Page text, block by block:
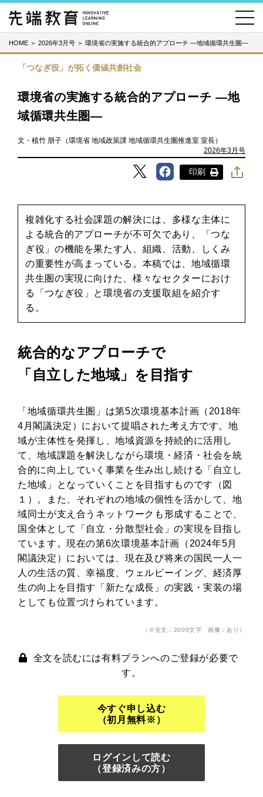
HOME ＞ 2026年3月号 ＞ 環境省の実施する統合的アプローチ ―地域循環共生圏―
「つなぎ役」が拓く価値共創社会
環境省の実施する統合的アプローチ ―地
域循環共生圏―
文・植竹 朋子（環境省 地域政策課 地域循環共生圏推進室 室長）
2026年3月号
印刷
複雑化する社会課題の解決には、多様な主体に
よる統合的アプローチが不可欠であり、「つな
ぎ役」の機能を果たす人、組織、活動、しくみ
の重要性が高まっている。本稿では、地域循環
共生圏の実現に向けた、様々なセクターにおけ
る「つなぎ役」と環境省の支援取組を紹介す
る。
統合的なアプローチで
「自立した地域」を目指す
「地域循環共生圏」は第5次環境基本計画（2018年
4月閣議決定）において提唱された考え方です。地
域が主体性を発揮し、地域資源を持続的に活用し
て、地域課題を解決しながら環境・経済・社会を統
合的に向上していく事業を生み出し続ける「自立し
た地域」となっていくことを目指すものです（図
１）。また、それぞれの地域の個性を活かして、地
域同士が支え合うネットワークも形成することで、
国全体として「自立・分散型社会」の実現を目指し
ています。現在の第6次環境基本計画（2024年5月
閣議決定）においては、現在及び将来の国民一人一
人の生活の質、幸福度、ウェルビーイング、経済厚
生の向上を目指す「新たな成長」の実践・実装の場
としても位置づけられています。
（※全文：2000文字 画像：あり）
全文を読むには有料プランへのご登録が必要で
す。
今すぐ申し込む
（初月無料※）
ログインして読む
（登録済みの方）